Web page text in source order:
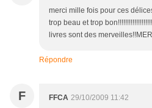
merci mille fois pour ces
trop beau et trop
livres sont des
Répondre
F FFCA 29/10/2009 11:42